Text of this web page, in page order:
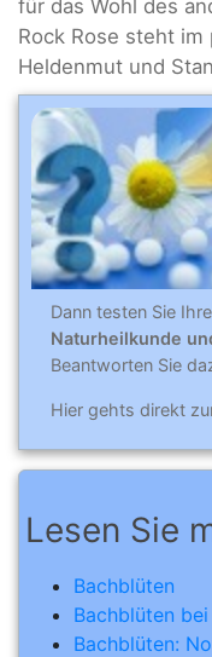
für das Wohl des
Rock Rose steht
Heldenmut und
Dann testen Sie
Naturheilkunde
Beantworten Sie
Hier gehts direkt
Lesen Sie
Bachblüten
Bachblüten
Bachblüten: